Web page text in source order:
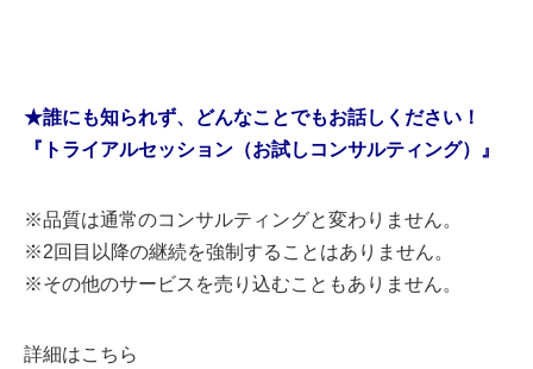
★誰にも知られず、どんなことでもお話しください！
『トライアルセッション（お試しコンサルティング）』
※品質は通常のコンサルティングと変わりません。
※2回目以降の継続を強制することはありません。
※その他のサービスを売り込むこともありません。
詳細はこちら